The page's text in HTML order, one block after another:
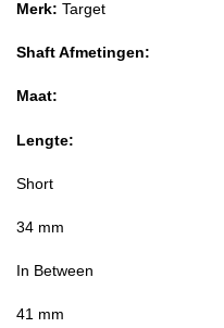
Merk: Target
Shaft Afmetingen:
Maat:
Lengte:
Short
34 mm
In Between
41 mm